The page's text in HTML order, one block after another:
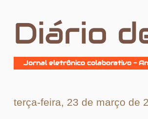
Diário
Jornal eletrônico colaborativo -
terça-feira, 23 de março de